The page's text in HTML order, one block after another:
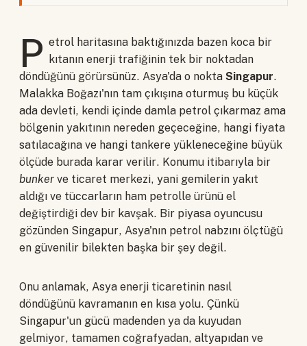
P etrol haritasına baktığınızda bazen koca bir
kıtanın enerji trafiğinin tek bir noktadan
döndüğünü görürsünüz. Asya'da o nokta Singapur.
Malakka Boğazı'nın tam çıkışına oturmuş bu küçük
ada devleti, kendi içinde damla petrol çıkarmaz ama
bölgenin yakıtının nereden geçeceğine, hangi fiyata
satılacağına ve hangi tankere yükleneceğine büyük
ölçüde burada karar verilir. Konumu itibarıyla bir
bunker ve ticaret merkezi, yani gemilerin yakıt
aldığı ve tüccarların ham petrolle ürünü el
değiştirdiği dev bir kavşak. Bir piyasa oyuncusu
gözünden Singapur, Asya'nın petrol nabzını ölçtüğü
en güvenilir bilekten başka bir şey değil.
Onu anlamak, Asya enerji ticaretinin nasıl
döndüğünü kavramanın en kısa yolu. Çünkü
Singapur'un gücü madenden ya da kuyudan
gelmiyor, tamamen coğrafyadan, altyapıdan ve